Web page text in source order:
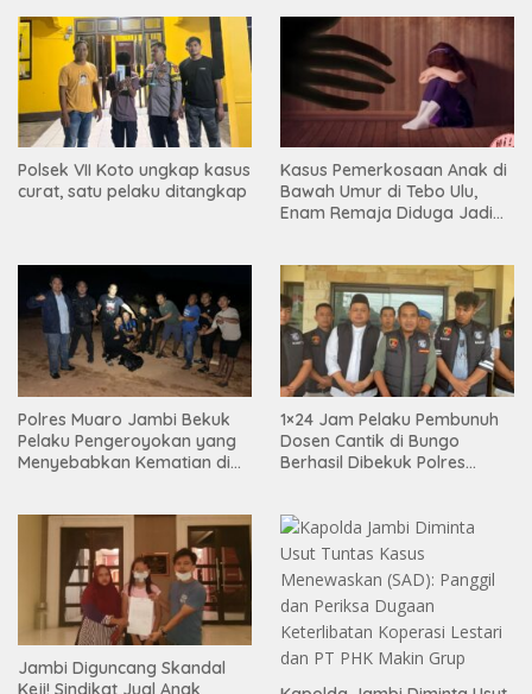
Polsek VII Koto ungkap kasus
curat, satu pelaku ditangkap
Kasus Pemerkosaan Anak di
Bawah Umur di Tebo Ulu,
Enam Remaja Diduga Jadi
Polres Muaro Jambi Bekuk
Pelaku Pengeroyokan yang
Menyebabkan Kematian di
1×24 Jam Pelaku Pembunuh
Dosen Cantik di Bungo
Berhasil Dibekuk Polres
Jambi Diguncang Skandal
Keji! Sindikat Jual Anak